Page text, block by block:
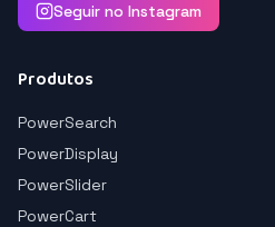
Seguir no Instagram
Produtos
PowerSearch
PowerDisplay
PowerSlider
PowerCart